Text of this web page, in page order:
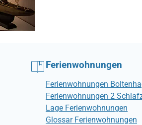
Ferienwohnungen
Ferienwohnungen
Ferienwohnungen 2
Lage Ferienwohnungen
Glossar Ferienwohnungen